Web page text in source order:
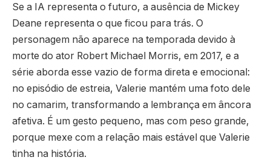
Se a IA representa o futuro, a ausência de Mickey
Deane representa o que ficou para trás. O
personagem não aparece na temporada devido à
morte do ator Robert Michael Morris, em 2017, e a
série aborda esse vazio de forma direta e emocional:
no episódio de estreia, Valerie mantém uma foto dele
no camarim, transformando a lembrança em âncora
afetiva. É um gesto pequeno, mas com peso grande,
porque mexe com a relação mais estável que Valerie
tinha na história.